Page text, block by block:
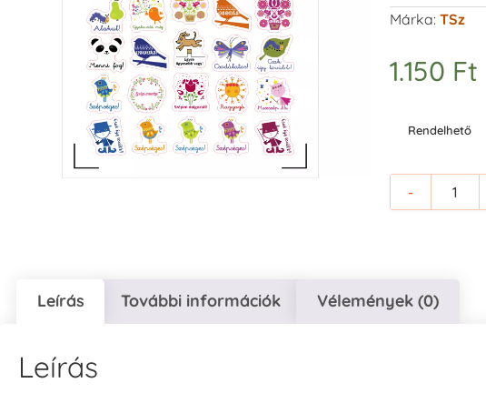
Márka: TSz
1.150 Ft
Rendelhető
-
Leírás További információk Vélemények (0)
Leírás